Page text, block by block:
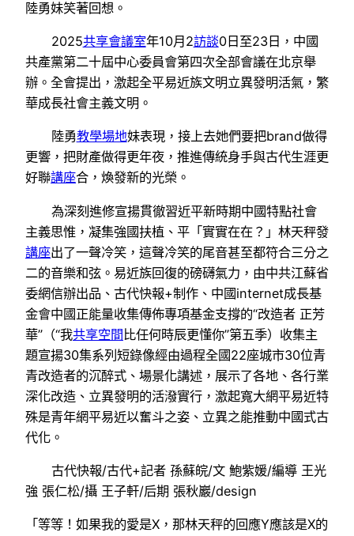
陸勇妹笑著回想。
2025共享會議室年10月2訪談0日至23日，中國
共產黨第二十屆中心委員會第四次全部會議在北京舉
辦。全會提出，激起全平易近族文明立異發明活氣，繁
華成長社會主義文明。
陸勇教學場地妹表現，接上去她們要把brand做得
更響，把財產做得更年夜，推進傳統身手與古代生涯更
好聯講座合，煥發新的光榮。
為深刻進修宣揚貫徹習近平新時期中國特點社會
主義思惟，凝集強國扶植、平「實實在在？」林天秤發
講座出了一聲冷笑，這聲冷笑的尾音甚至都符合三分之
二的音樂和弦。易近族回復的磅礴氣力，由中共江蘇省
委網信辦出品、古代快報+制作、中國internet成長基
金會中國正能量收集傳佈專項基金支撐的“改造者 正芳
華”（“我共享空間比任何時辰更懂你”第五季）收集主
題宣揚30集系列短錄像經由過程全國22座城市30位青
青改造者的沉醉式、場景化講述，展示了各地、各行業
深化改造、立異發明的活潑實行，激起寬大網平易近特
殊是青年網平易近以奮斗之姿、立異之能推動中國式古
代化。
古代快報/古代+記者 孫蘇皖/文 鮑紫媛/編導 王光
強 張仁松/攝 王子軒/后期 張秋巖/design
「等等！如果我的愛是X，那林天秤的回應Y應該是X的